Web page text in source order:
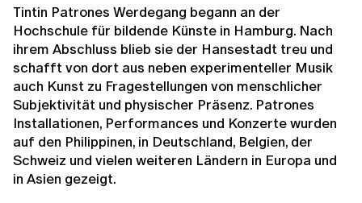
Tintin Patrones Werdegang begann an der
Hochschule für bildende Künste in Hamburg. Nach
ihrem Abschluss blieb sie der Hansestadt treu und
schafft von dort aus neben experimenteller Musik
auch Kunst zu Fragestellungen von menschlicher
Subjektivität und physischer Präsenz. Patrones
Installationen, Performances und Konzerte wurden
auf den Philippinen, in Deutschland, Belgien, der
Schweiz und vielen weiteren Ländern in Europa und
in Asien gezeigt.